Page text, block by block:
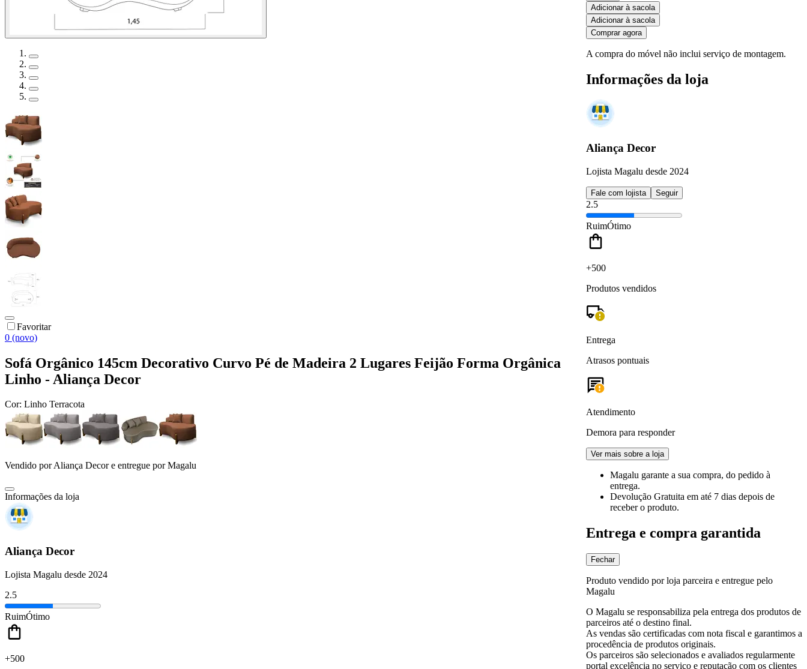
Favoritar
0 (novo)
Sofá Orgânico 145cm Decorativo Curvo Pé de Madeira 2 Lugares Feijão Forma Orgânica
Linho - Aliança Decor
Cor: Linho Terracota
Vendido porAliança Decore entregue por Magalu
Informações da loja
Aliança Decor
Lojista Magalu desde 2024
2.5
RuimÓtimo
+500
Adicionar à sacola
Adicionar à sacola
Comprar agora
A compra do móvel não inclui serviço de montagem.
Informações da loja
Aliança Decor
Lojista Magalu desde 2024
Fale com lojista Seguir
2.5
RuimÓtimo
+500
Produtos vendidos
Entrega
Atrasos pontuais
Atendimento
Demora para responder
Ver mais sobre a loja
Magalu garante a sua compra, do pedido à
entrega.
Devolução Gratuita em até 7 dias depois de
receber o produto.
Entrega e compra garantida
Fechar
Produto vendido por loja parceira e entregue pelo
Magalu
O Magalu se responsabiliza pela entrega dos produtos de
parceiros até o destino final.
As vendas são certificadas com nota fiscal e garantimos a
procedência de produtos originais.
Os parceiros são selecionados e avaliados regularmente
portal excelência no serviço e reputação com os clientes